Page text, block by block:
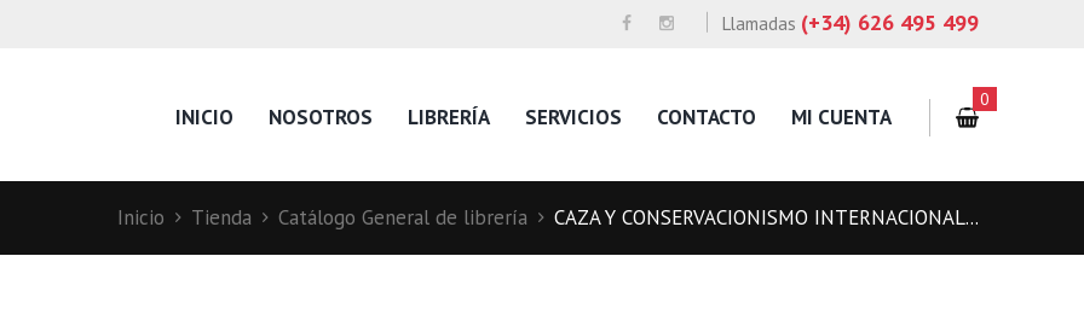
Llamadas (+34) 626 495 499
INICIO NOSOTROS LIBRERÍA SERVICIOS CONTACTO MI CUENTA
0
Inicio Tienda Catálogo General de librería CAZA Y CONSERVACIONISMO INTERNACIONAL...